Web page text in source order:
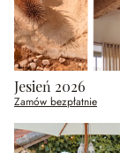
Jesień 2026
Zamów bezpłatnie